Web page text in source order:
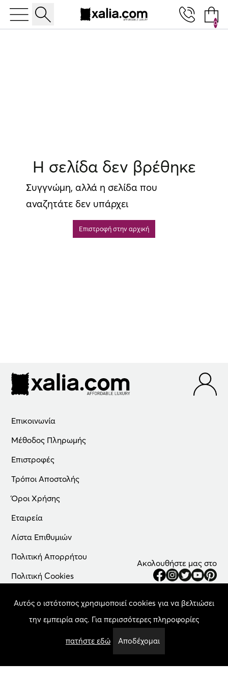
Αυτός ο ιστότοπος χρησιμοποιεί cookies για να βελτιώσει
την εμπειρία σας. Για περισσότερες πληροφορίες
πατήστε εδώ Αποδέχομαι
0
10% ΕΚΠΤΩΣΗ ΣΕ ΕΠΙΛΕΓΜΕΝΑ ΠΡΟΪΟΝΤΑ
Η σελίδα δεν βρέθηκε
Συγγνώμη, αλλά η σελίδα που
αναζητάτε δεν υπάρχει
Επιστροφή στην αρχική
Επικοινωνία
Μέθοδος Πληρωμής
Επιστροφές
Τρόποι Αποστολής
Όροι Χρήσης
Εταιρεία
Λίστα Επιθυμιών
Πολιτική Απορρήτου
Πολιτική Cookies
Ακολουθήστε μας στο